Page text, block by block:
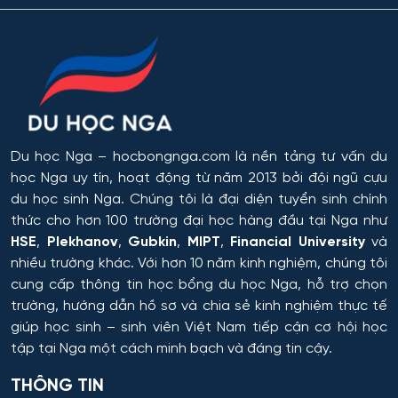
Ufa
Công nghệ sinh thái và Phát triển bền vững
Công nghệ sản phẩm công nghiệp nhẹ
Công nghệ sản xuất và chế biến nông sản
Công nghệ thăm dò địa chất
Công nghệ thực phẩm có nguồn gốc thực vật
Công nghệ thực phẩm có nguồn gốc động vật
Công nghệ thực phẩm và tổ chức dịch vụ ăn uống
Du học Nga – hocbongnga.com là nền tảng tư vấn du
học Nga uy tín, hoạt động từ năm 2013 bởi đội ngũ cựu
du học sinh Nga. Chúng tôi là đại diện tuyển sinh chính
thức cho hơn 100 trường đại học hàng đầu tại Nga như
HSE, Plekhanov, Gubkin, MIPT, Financial Universityvà
nhiều trường khác. Với hơn 10 năm kinh nghiệm, chúng tôi
cung cấp thông tin học bổng du học Nga, hỗ trợ chọn
trường, hướng dẫn hồ sơ và chia sẻ kinh nghiệm thực tế
giúp học sinh – sinh viên Việt Nam tiếp cận cơ hội học
tập tại Nga một cách minh bạch và đáng tin cậy.
THÔNG TIN